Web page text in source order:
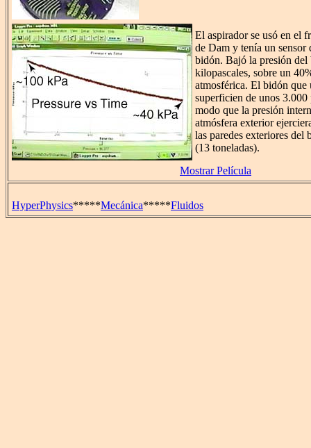
El aspirador se usó en el
de Dam y tenía un sensor
bidón. Bajó la presión del
kilopascales, sobre un
atmosférica. El bidón que
superficien de unos 3.000
modo que la presión
atmósfera exterior
las paredes exteriores del
(13 toneladas).
Mostrar Película
HyperPhysics*****Mecánica*****Fluidos